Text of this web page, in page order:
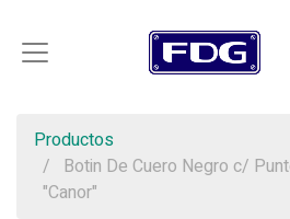
Productos
Botin De Cuero Negro c/
"Canor"